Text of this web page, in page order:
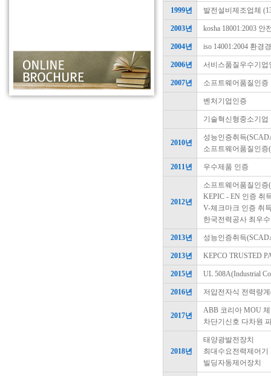
1999년 발전설비제조업체
2003년 kosha 18001:2003
2004년 iso 14001:2004 환경
2006년 서비스품질우수기업
2007년 소프트웨어품질인증
벤처기업인증
기술혁신형중소기업
2010년
성능인증취득
소프트웨어품질인증
2011년 우수제품 인증
2012년
소프트웨어품질인증
KEPIC - EN 인증 취
V-체크마크 인증 취
한국전력공사 최우
2013년 성능인증취득
2013년 KEPCO TRUSTED
2015년 UL 508A(Industrial
2016년 저압전자식 전력량
2017년
ABB 코리아 MOU
차단기신호 다차원
2018년
태양광발전장치
최대수요전력제어기
빌딩자동제어장치